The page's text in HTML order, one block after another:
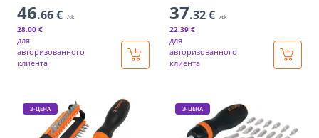
46.66 € /tk
28.00 €
для
авторизованного
клиента
37.32 € /tk
22.39 €
для
авторизованного
клиента
Э-ЦЕНА Э-ЦЕНА